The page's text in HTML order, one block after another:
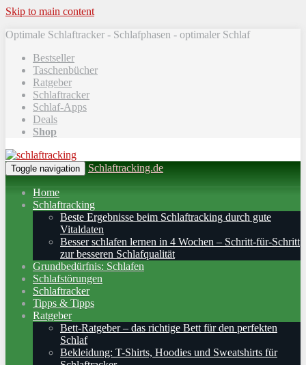
Skip to main content
Optimale Schlaftracker - Schlafphasen - optimaler Schlaf
Bestseller
Taschenbücher
Ratgeber
Schlaftracker
Schlaf-Apps
Deals
Shop
Toggle navigation Schlaftracking.de
Home
Schlaftracking
Beste Ergebnisse beim Schlaftracking durch gute
Vitaldaten
Besser schlafen lernen in 4 Wochen – Schritt‑für‑Schritt
zur besseren Schlafqualität
Grundbedürfnis: Schlafen
Schlafstörungen
Schlaftracker
Tipps & Tipps
Ratgeber
Bett-Ratgeber – das richtige Bett für den perfekten
Schlaf
Bekleidung: T-Shirts, Hoodies und Sweatshirts für